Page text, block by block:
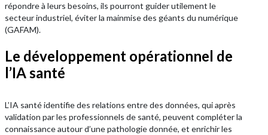
répondre à leurs besoins, ils pourront guider utilement le
secteur industriel, éviter la mainmise des géants du numérique
(GAFAM).
Le développement opérationnel de
l’IA santé
L’IA santé identifie des relations entre des données, qui après
validation par les professionnels de santé, peuvent compléter la
connaissance autour d’une pathologie donnée, et enrichir les